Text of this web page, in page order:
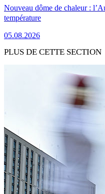
Nouveau dôme de chaleur :
température
05.08.2026
PLUS DE CETTE SECTION